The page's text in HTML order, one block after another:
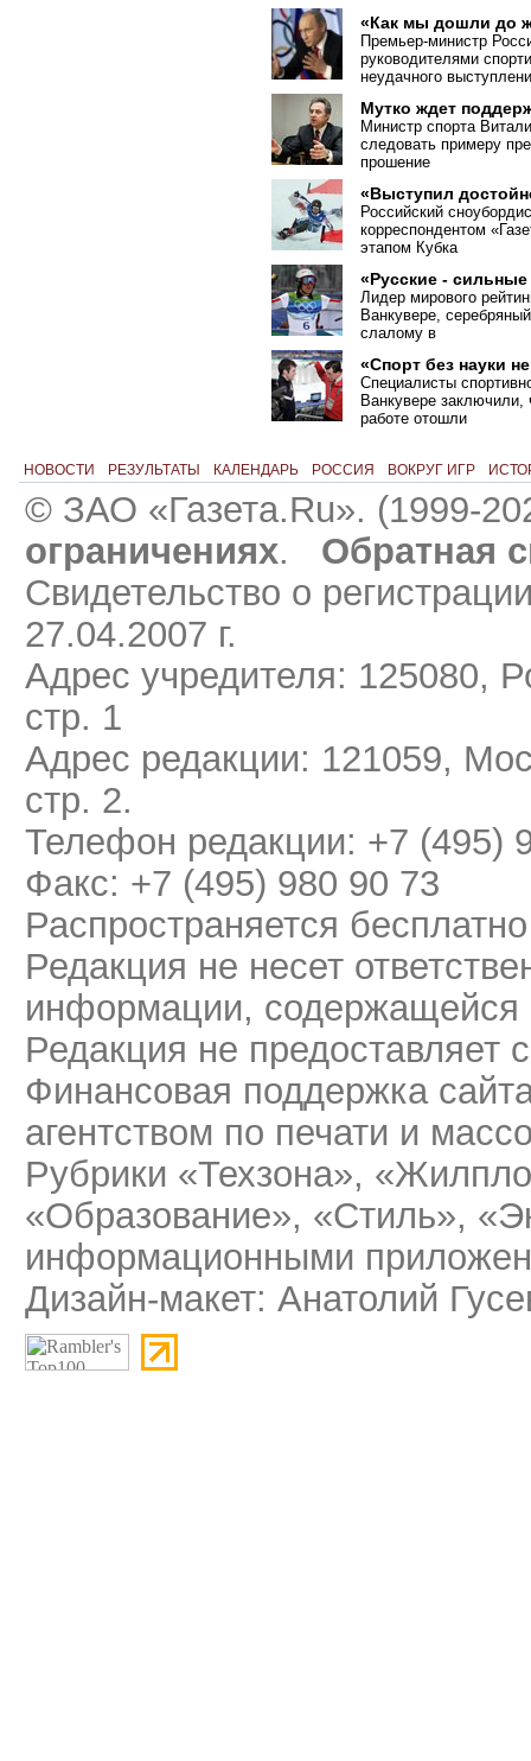
«Как мы дошли до
Премьер-министр
руководителями
неудачного
Мутко ждет
Министр спорта
следовать примеру
прошение
«Выступил
Российский
корреспондентом «
этапом Кубка
«Русские -
Лидер мирового
Ванкувере,
слалому в
«Спорт без науки
Специалисты
Ванкувере
работе отошли
НОВОСТИ РЕЗУЛЬТАТЫ КАЛЕНДАРЬ РОССИЯ ВОКРУГ ИГР
© ЗАО «Газета.Ru». (1999-
ограничениях.
Обратная
Свидетельство о
27.04.2007 г.
Адрес учредителя: 125080,
стр. 1
Адрес редакции: 121059,
стр. 2.
Телефон редакции: +7 (495)
Факс: +7 (495) 980 90 73
Распространяется бесплатно
Редакция не несет
информации, содержащейся
Редакция не предоставляет
Финансовая поддержка
агентством по печати и
Рубрики «Техзона»,
«Образование», «Стиль»,
информационными
Дизайн-макет: Анатолий